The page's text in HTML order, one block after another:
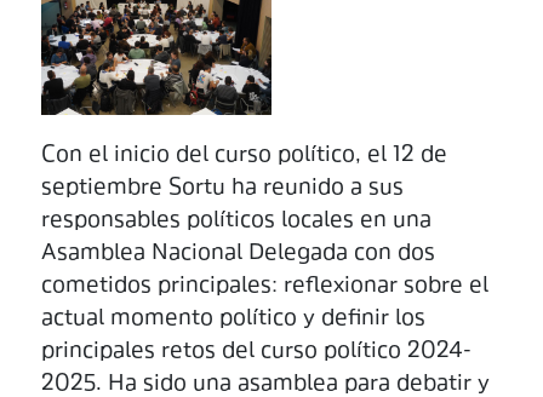
Con el inicio del curso político, el 12 de
septiembre Sortu ha reunido a sus
responsables políticos locales en una
Asamblea Nacional Delegada con dos
cometidos principales: reflexionar sobre el
actual momento político y definir los
principales retos del curso político 2024-
2025. Ha sido una asamblea para debatir y